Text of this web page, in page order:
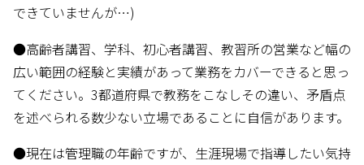
できていませんが…)
●高齢者講習、学科、初心者講習、教習所の営業など幅の
広い範囲の経験と実績があって業務をカバーできると思っ
てください。3都道府県で教務をこなしその違い、矛盾点
を述べられる数少ない立場であることに自信があります。
●現在は管理職の年齢ですが、生涯現場で指導したい気持